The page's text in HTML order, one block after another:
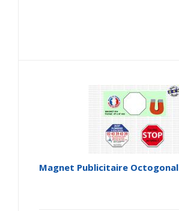
Magnet Publicitaire Octogonal